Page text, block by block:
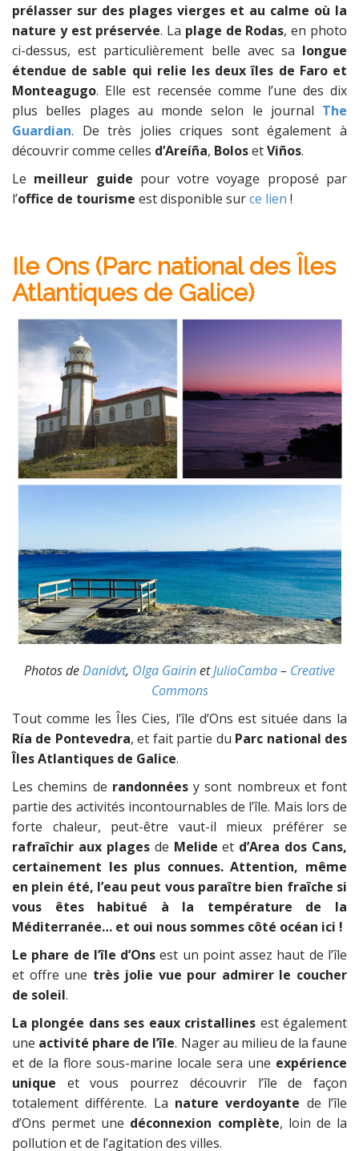
prélasser sur des plages vierges et au calme où la
nature y est préservée. La plage de Rodas, en photo
ci-dessus, est particulièrement belle avec sa longue
étendue de sable qui relie les deux îles de Faro et
Monteagugo. Elle est recensée comme l’une des dix
plus belles plages au monde selon le journal The
Guardian. De très jolies criques sont également à
découvrir comme celles d’Areíña, BolosetViños.
Le meilleur guide pour votre voyage proposé par
l’office de tourisme est disponible surce lien !
Ile Ons (Parc national des Îles
Atlantiques de Galice)
Photos deDanidvt, Olga GairinetJulioCamba– Creative
Commons
Tout comme les Îles Cies, l’île d’Ons est située dans la
Ría de Pontevedra, et fait partie du Parc national des
Îles Atlantiques de Galice.
Les chemins de randonnéesy sont nombreux et font
partie des activités incontournables de l’île. Mais lors de
forte chaleur, peut-être vaut-il mieux préférer se
rafraîchir aux plagesde Melide et d’Area dos Cans,
certainement les plus connues. Attention, même
en plein été, l’eau peut vous paraître bien fraîche si
vous êtes habitué à la température de la
Méditerranée… et oui nous sommes côté océan ici !
Le phare de l’île d’Ons est un point assez haut de l’île
et offre une très jolie vue pour admirer le coucher
de soleil.
La plongée dans ses eaux cristallines est également
une activité phare de l’île. Nager au milieu de la faune
et de la flore sous-marine locale sera une expérience
unique et vous pourrez découvrir l’île de façon
totalement différente. La nature verdoyante de l’île
d’Ons permet une déconnexion complète, loin de la
pollution et de l’agitation des villes.